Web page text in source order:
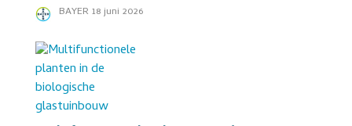
BAYER 18 juni 2026